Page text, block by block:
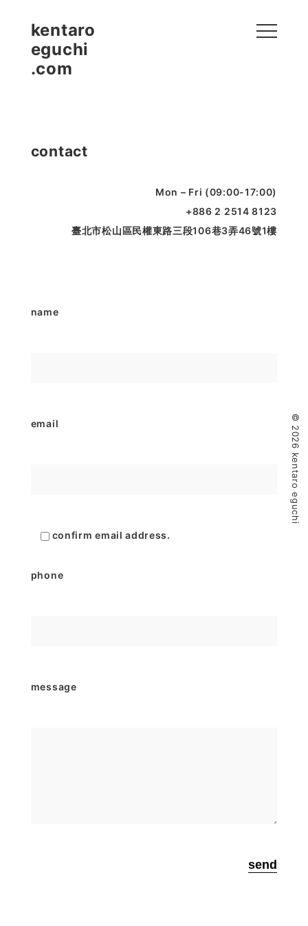
kentaro
eguchi
.com
contact
Mon – Fri (09:00-17:00)
+886 2 2514 8123
臺北市松山區民權東路三段106巷3弄46號1樓
name
email
confirm email address.
phone
message
© 2026 kentaro eguchi